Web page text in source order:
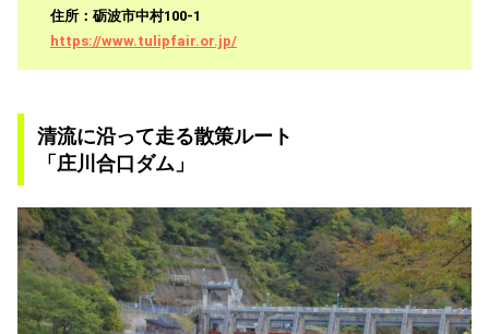
住所：砺波市中村100-1
https://www.tulipfair.or.jp/
清流に沿って走る散策ルート
「庄川合口ダム」